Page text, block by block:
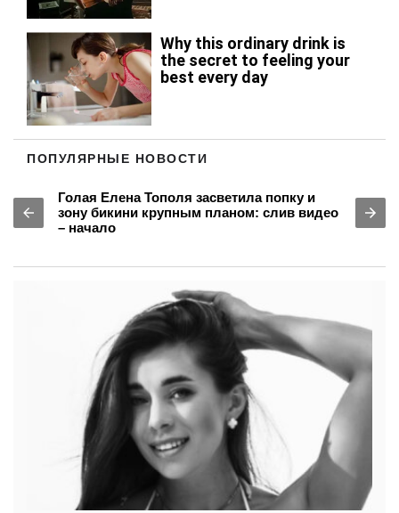
ПОПУЛЯРНЫЕ НОВОСТИ
Голая Елена Тополя засветила попку и
зону бикини крупным планом: слив видео
– начало